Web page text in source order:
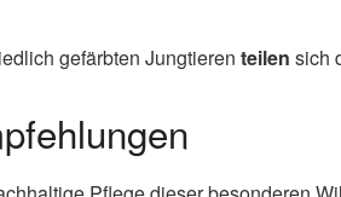
gefärbten Jungtieren teilen sich